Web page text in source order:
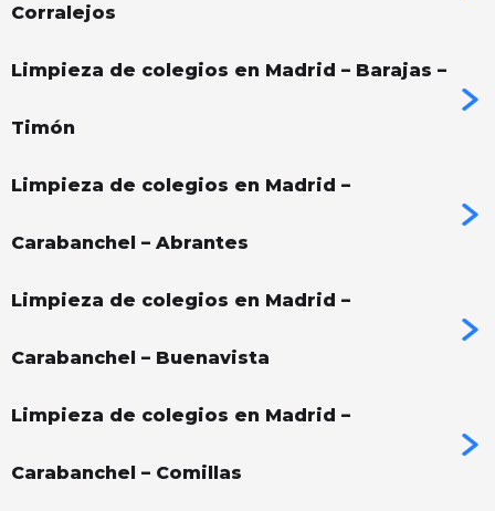
Corralejos
Limpieza de colegios en Madrid – Barajas –
Timón
Limpieza de colegios en Madrid –
Carabanchel – Abrantes
Limpieza de colegios en Madrid –
Carabanchel – Buenavista
Limpieza de colegios en Madrid –
Carabanchel – Comillas